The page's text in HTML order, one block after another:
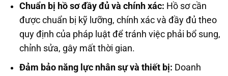
Chuẩn bị hồ sơ đầy đủ và chính xác: Hồ sơ cần
được chuẩn bị kỹ lưỡng, chính xác và đầy đủ theo
quy định của pháp luật để tránh việc phải bổ sung,
chỉnh sửa, gây mất thời gian.
Đảm bảo năng lực nhân sự và thiết bị: Doanh